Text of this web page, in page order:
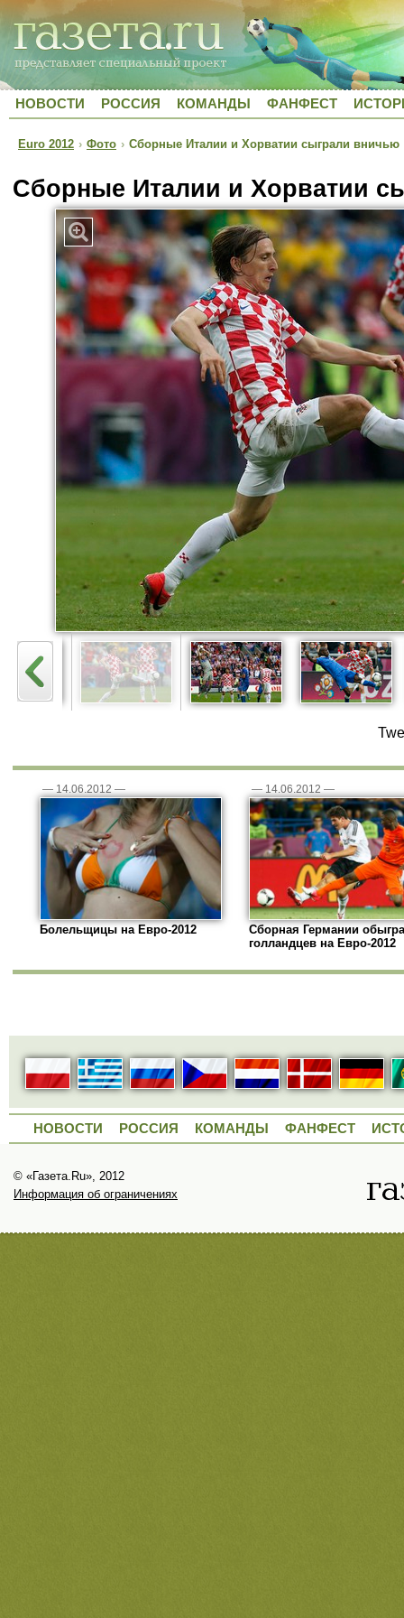
НОВОСТИ РОССИЯ КОМАНДЫ ФАНФЕСТ
Euro 2012 › Фото › Сборные Италии и Хорватии сыграли вничью
Сборные Италии и Хорватии
— 14.06.2012 —
Болельщицы на Евро-2012
— 14.06.2012 —
Сборная Германии
голландцев на Евро-2012
НОВОСТИ РОССИЯ КОМАНДЫ ФАНФЕСТ
© «Газета.Ru», 2012
Информация об ограничениях